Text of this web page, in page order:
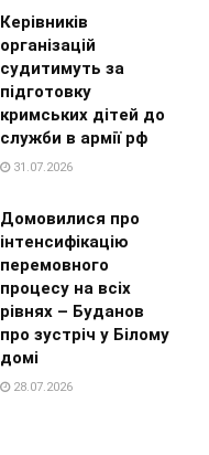
Керівників
організацій
судитимуть за
підготовку
кримських дітей до
служби в армії рф
31.07.2026
Домовилися про
інтенсифікацію
перемовного
процесу на всіх
рівнях – Буданов
про зустріч у Білому
домі
28.07.2026